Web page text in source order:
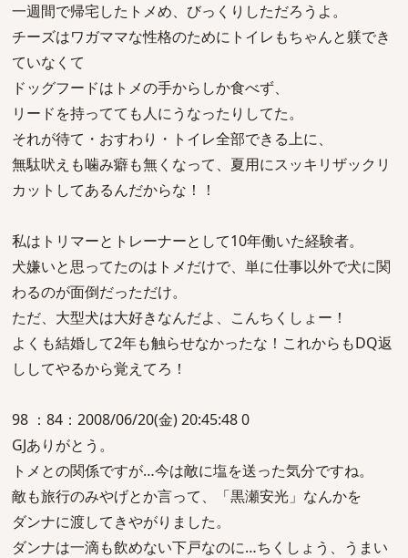
一週間で帰宅したトメめ、びっくりしただろうよ。
チーズはワガママな性格のためにトイレもちゃんと躾でき
ていなくて
ドッグフードはトメの手からしか食べず、
リードを持ってても人にうなったりしてた。
それが待て・おすわり・トイレ全部できる上に、
無駄吠えも噛み癖も無くなって、夏用にスッキリザックリ
カットしてあるんだからな！！
私はトリマーとトレーナーとして10年働いた経験者。
犬嫌いと思ってたのはトメだけで、単に仕事以外で犬に関
わるのが面倒だっただけ。
ただ、大型犬は大好きなんだよ、こんちくしょー！
よくも結婚して2年も触らせなかったな！これからもDQ返
ししてやるから覚えてろ！
98 ：84：2008/06/20(金) 20:45:48 0
GJありがとう。
トメとの関係ですが…今は敵に塩を送った気分ですね。
敵も旅行のみやげとか言って、「黒瀬安光」なんかを
ダンナに渡してきやがりました。
ダンナは一滴も飲めない下戸なのに…ちくしょう、うまい